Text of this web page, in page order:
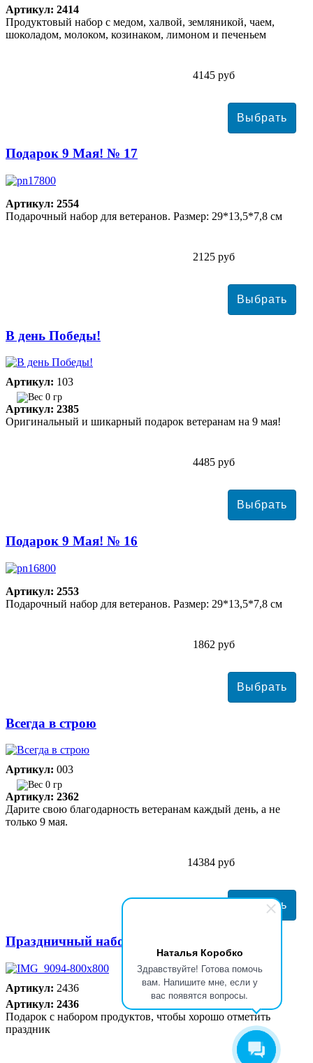
Наталья Коробко
Здравствуйте! Готова помочь
вам. Напишите мне, если у
вас появятся вопросы.
Артикул: 2414
Продуктовый набор с медом, халвой, земляникой, чаем,
шоколадом, молоком, козинаком, лимоном и печеньем
4145 руб
Подарок 9 Мая! № 17
Артикул: 2554
Подарочный набор для ветеранов. Размер: 29*13,5*7,8 см
2125 руб
В день Победы!
Артикул: 103
0 гр
Артикул: 2385
Оригинальный и шикарный подарок ветеранам на 9 мая!
4485 руб
Подарок 9 Мая! № 16
Артикул: 2553
Подарочный набор для ветеранов. Размер: 29*13,5*7,8 см
1862 руб
Всегда в строю
Артикул: 003
0 гр
Артикул: 2362
Дарите свою благодарность ветеранам каждый день, а не
только 9 мая.
14384 руб
Праздничный набор № 30
Артикул: 2436
Артикул: 2436
Подарок с набором продуктов, чтобы хорошо отметить
праздник